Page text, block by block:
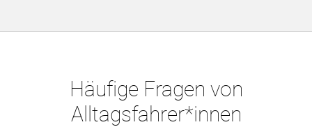
Häufige Fragen von
Alltagsfahrer*innen